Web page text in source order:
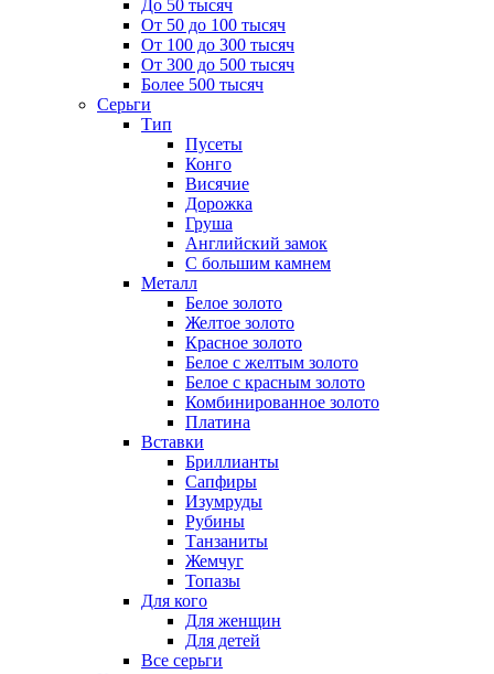
До 50 тысяч
От 50 до 100 тысяч
От 100 до 300 тысяч
От 300 до 500 тысяч
Более 500 тысяч
Серьги
Тип
Пусеты
Конго
Висячие
Дорожка
Груша
Английский замок
С большим камнем
Металл
Белое золото
Желтое золото
Красное золото
Белое с желтым золото
Белое с красным золото
Комбинированное золото
Платина
Вставки
Бриллианты
Сапфиры
Изумруды
Рубины
Танзаниты
Жемчуг
Топазы
Для кого
Для женщин
Для детей
Все серьги